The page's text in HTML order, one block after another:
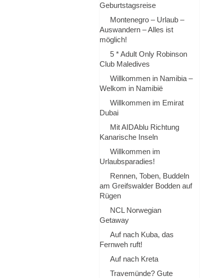
Geburtstagsreise
Montenegro – Urlaub –
Auswandern – Alles ist
möglich!
5 * Adult Only Robinson
Club Maledives
Willkommen in Namibia –
Welkom in Namibië
Willkommen im Emirat
Dubai
Mit AIDAblu Richtung
Kanarische Inseln
Willkommen im
Urlaubsparadies!
Rennen, Toben, Buddeln
am Greifswalder Bodden auf
Rügen
NCL Norwegian
Getaway
Auf nach Kuba, das
Fernweh ruft!
Auf nach Kreta
Travemünde? Gute